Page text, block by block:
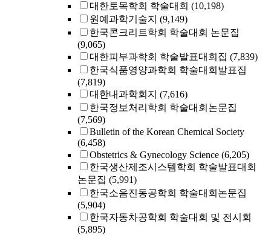
대한토목학회 학술대회 (10,198)
원예과학기술지 (9,149)
한국콘크리트학회 학술대회 논문집
(9,065)
대한피부과학회 학술발표대회집 (7,839)
한국식품영양과학회 학술대회발표집
(7,819)
대한내과학회지 (7,616)
한국정보처리학회 학술대회논문집
(7,569)
Bulletin of the Korean Chemical Society
(6,458)
Obstetrics & Gynecology Science (6,205)
한국생산제조시스템학회 학술발표대회
논문집 (5,991)
한국소음진동공학회 학술대회논문집
(5,904)
한국자동차공학회 학술대회 및 전시회
(5,895)